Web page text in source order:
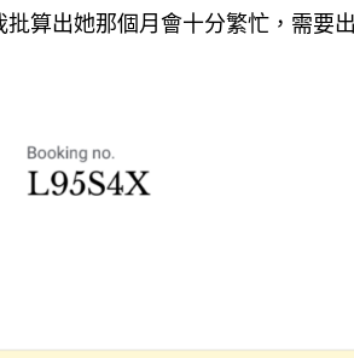
算出她那個月會十分繁忙，需要